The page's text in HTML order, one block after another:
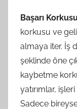
Başarı
korkusu ve
almaya iter. İş
şeklinde öne
kaybetme
yatırımlar,
Sadece